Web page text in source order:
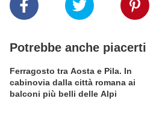
Potrebbe anche piacerti
Ferragosto tra Aosta e Pila. In
cabinovia dalla città romana ai
balconi più belli delle Alpi